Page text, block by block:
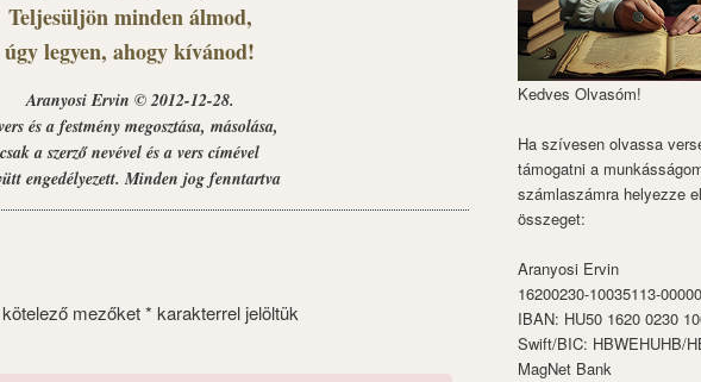
Teljesüljön minden álmod,
úgy legyen, ahogy kívánod!
Aranyosi Ervin © 2012-12-28.
és a festmény megosztása, másolása,
csak a szerző nevével és a vers címével
engedélyezett. Minden jog fenntartva
mezőket* karakterrel jelöltük
Kedves Olvasóm!
Ha szívesen olvassa
támogatni a
számlaszámra helyezze
összeget:
Aranyosi Ervin
16200230-10035113-
IBAN: HU50 1620 0230
Swift/BIC: HBWEHUHB/
MagNet Bank